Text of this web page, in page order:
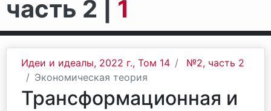
часть 2 | 1
Идеи и идеалы, 2022 г., Том 14
№2, часть 2
Экономическая теория
Трансформационная и